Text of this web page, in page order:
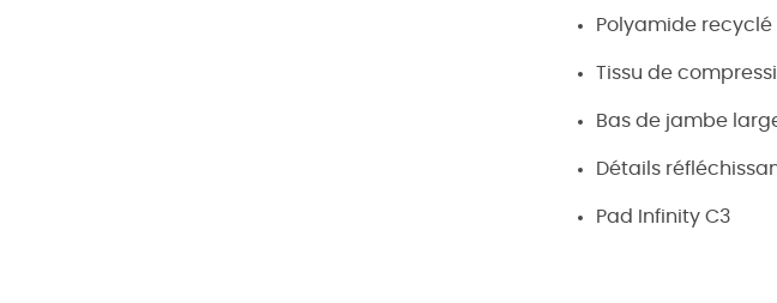
Polyamide recyclé
Tissu de
Bas de jambe
Détails
Pad Infinity C3